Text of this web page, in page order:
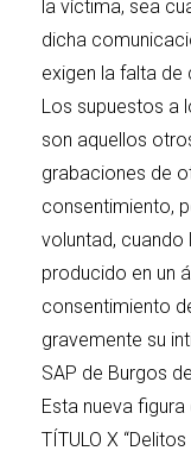
la víctima, sea
dicha
exigen la falta
Los supuestos a
son aquellos
grabaciones de
consentimiento,
voluntad,
producido en un
consentimiento
gravemente su
SAP de Burgos
Esta nueva
TÍTULO X